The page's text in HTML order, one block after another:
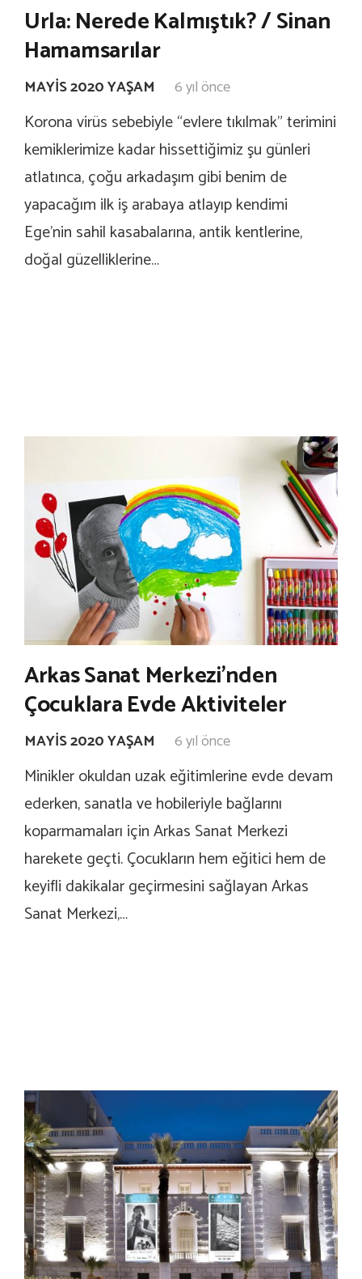
Urla: Nerede Kalmıştık? / Sinan
Hamamsarılar
MAYIS 2020 YAŞAM 6 yıl önce
Korona virüs sebebiyle “evlere tıkılmak” terimini
kemiklerimize kadar hissettiğimiz şu günleri
atlatınca, çoğu arkadaşım gibi benim de
yapacağım ilk iş arabaya atlayıp kendimi
Ege’nin sahil kasabalarına, antik kentlerine,
doğal güzelliklerine…
Arkas Sanat Merkezi’nden
Çocuklara Evde Aktiviteler
MAYIS 2020 YAŞAM 6 yıl önce
Minikler okuldan uzak eğitimlerine evde devam
ederken, sanatla ve hobileriyle bağlarını
koparmamaları için Arkas Sanat Merkezi
harekete geçti. Çocukların hem eğitici hem de
keyifli dakikalar geçirmesini sağlayan Arkas
Sanat Merkezi,…